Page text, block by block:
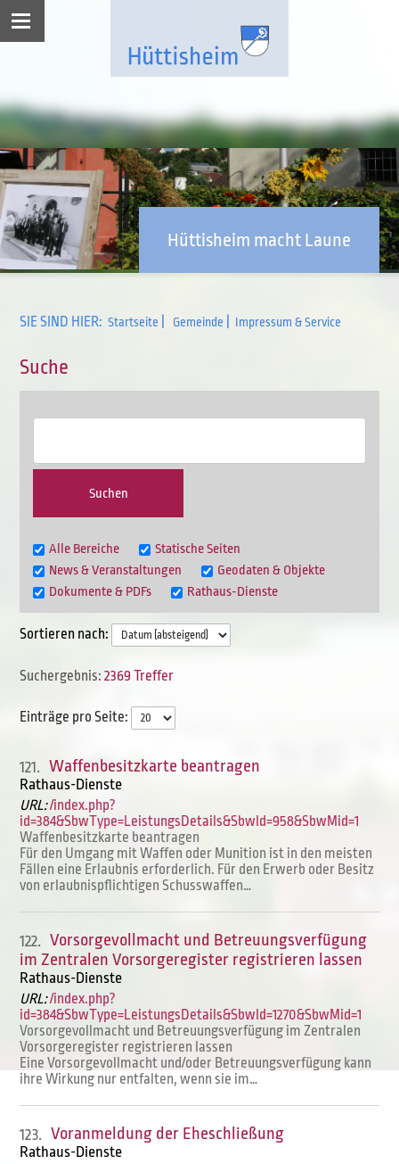
Hüttisheim macht Laune
SIE SIND HIER: Startseite Gemeinde Impressum & Service
Suche
Alle Bereiche
Statische Seiten
News & Veranstaltungen
Geodaten & Objekte
Dokumente & PDFs
Rathaus-Dienste
Sortieren nach:
2369 Treffer
Einträge pro Seite:
121. Waffenbesitzkarte beantragen
Rathaus-Dienste
URL:/index.php?
id=384&SbwType=LeistungsDetails&SbwId=958&SbwMid=1
Waffenbesitzkarte beantragen
Für den Umgang mit Waffen oder Munition ist in den meisten
Fällen eine Erlaubnis erforderlich. Für den Erwerb oder Besitz
von erlaubnispflichtigen Schusswaffen…
122. Vorsorgevollmacht und Betreuungsverfügung
im Zentralen Vorsorgeregister registrieren lassen
Rathaus-Dienste
URL:/index.php?
id=384&SbwType=LeistungsDetails&SbwId=1270&SbwMid=1
Vorsorgevollmacht und Betreuungsverfügung im Zentralen
Vorsorgeregister registrieren lassen
Eine Vorsorgevollmacht und/oder Betreuungsverfügung kann
ihre Wirkung nur entfalten, wenn sie im…
123. Voranmeldung der Eheschließung
Rathaus-Dienste